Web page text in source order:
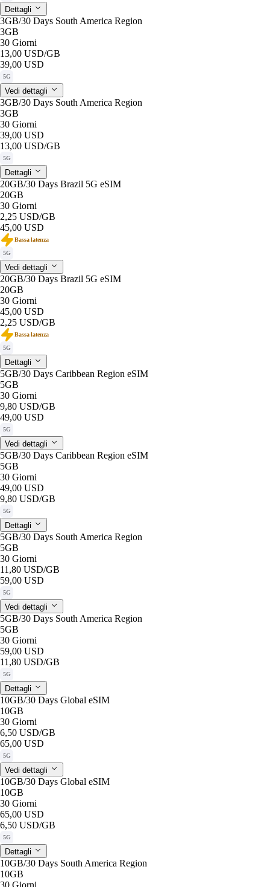
Dettagli
3GB/30 Days South America Region
3GB
30 Giorni
13,00 USD/GB
39,00 USD
5G
Vedi dettagli
3GB/30 Days South America Region
3GB
30 Giorni
39,00 USD
13,00 USD/GB
5G
Dettagli
20GB/30 Days Brazil 5G eSIM
20GB
30 Giorni
2,25 USD/GB
45,00 USD
Bassa latenza
5G
Vedi dettagli
20GB/30 Days Brazil 5G eSIM
20GB
30 Giorni
45,00 USD
2,25 USD/GB
Bassa latenza
5G
Dettagli
5GB/30 Days Caribbean Region eSIM
5GB
30 Giorni
9,80 USD/GB
49,00 USD
5G
Vedi dettagli
5GB/30 Days Caribbean Region eSIM
5GB
30 Giorni
49,00 USD
9,80 USD/GB
5G
Dettagli
5GB/30 Days South America Region
5GB
30 Giorni
11,80 USD/GB
59,00 USD
5G
Vedi dettagli
5GB/30 Days South America Region
5GB
30 Giorni
59,00 USD
11,80 USD/GB
5G
Dettagli
10GB/30 Days Global eSIM
10GB
30 Giorni
6,50 USD/GB
65,00 USD
5G
Vedi dettagli
10GB/30 Days Global eSIM
10GB
30 Giorni
65,00 USD
6,50 USD/GB
5G
Dettagli
10GB/30 Days South America Region
10GB
30 Giorni